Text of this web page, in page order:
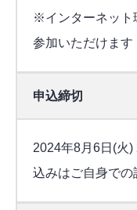
※インターネット
参加いただけます
申込締切
2024年8月6日(火
込みはご自身での